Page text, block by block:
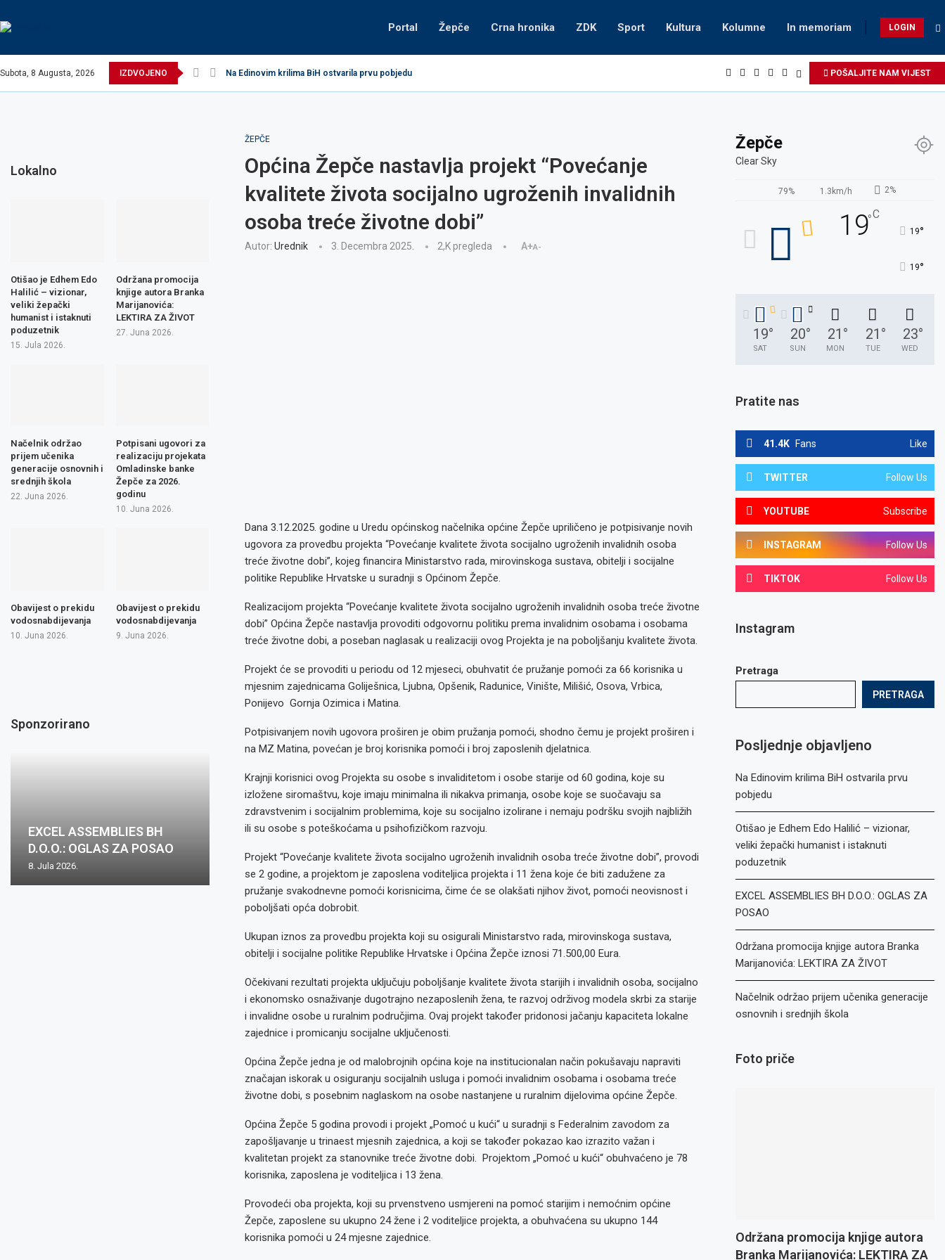
Portal Žepče Crna hronika ZDK Sport Kultura Kolumne In memoriam LOGIN
Subota, 8 Augusta, 2026 IZDVOJENO Na Edinovim krilima BiH ostvarila prvu pobjedu POŠALJITE NAM VIJEST
ŽEPČE
Općina Žepče nastavlja projekt “Povećanje
kvalitete života socijalno ugroženih invalidnih
osoba treće životne dobi”
Autor: Urednik 3. Decembra 2025. 2,Kpregleda A+A-
Dana 3.12.2025. godine u Uredu općinskog načelnika općine Žepče upriličeno je potpisivanje novih
ugovora za provedbu projekta “Povećanje kvalitete života socijalno ugroženih invalidnih osoba
treće životne dobi”, kojeg financira Ministarstvo rada, mirovinskoga sustava, obitelji i socijalne
politike Republike Hrvatske u suradnji s Općinom Žepče.
Realizacijom projekta “Povećanje kvalitete života socijalno ugroženih invalidnih osoba treće životne
dobi” Općina Žepče nastavlja provoditi odgovornu politiku prema invalidnim osobama i osobama
treće životne dobi, a poseban naglasak u realizaciji ovog Projekta je na poboljšanju kvalitete života.
Projekt će se provoditi u periodu od 12 mjeseci, obuhvatit će pružanje pomoći za 66 korisnika u
mjesnim zajednicama Goliješnica, Ljubna, Opšenik, Radunice, Vinište, Milišić, Osova, Vrbica,
Ponijevo Gornja Ozimica i Matina.
Potpisivanjem novih ugovora proširen je obim pružanja pomoći, shodno čemu je projekt proširen i
na MZ Matina, povećan je broj korisnika pomoći i broj zaposlenih djelatnica.
Krajnji korisnici ovog Projekta su osobe s invaliditetom i osobe starije od 60 godina, koje su
izložene siromaštvu, koje imaju minimalna ili nikakva primanja, osobe koje se suočavaju sa
zdravstvenim i socijalnim problemima, koje su socijalno izolirane i nemaju podršku svojih najbližih
ili su osobe s poteškoćama u psihofizičkom razvoju.
Projekt “Povećanje kvalitete života socijalno ugroženih invalidnih osoba treće životne dobi”, provodi
se 2 godine, a projektom je zaposlena voditeljica projekta i 11 žena koje će biti zadužene za
pružanje svakodnevne pomoći korisnicima, čime će se olakšati njihov život, pomoći neovisnost i
poboljšati opća dobrobit.
Ukupan iznos za provedbu projekta koji su osigurali Ministarstvo rada, mirovinskoga sustava,
obitelji i socijalne politike Republike Hrvatske i Općina Žepče iznosi 71.500,00 Eura.
Očekivani rezultati projekta uključuju poboljšanje kvalitete života starijih i invalidnih osoba, socijalno
i ekonomsko osnaživanje dugotrajno nezaposlenih žena, te razvoj održivog modela skrbi za starije
i invalidne osobe u ruralnim područjima. Ovaj projekt također pridonosi jačanju kapaciteta lokalne
zajednice i promicanju socijalne uključenosti.
Općina Žepče jedna je od malobrojnih općina koje na institucionalan način pokušavaju napraviti
značajan iskorak u osiguranju socijalnih usluga i pomoći invalidnim osobama i osobama treće
životne dobi, s posebnim naglaskom na osobe nastanjene u ruralnim dijelovima općine Žepče.
Općina Žepče 5 godina provodi i projekt „Pomoć u kući“ u suradnji s Federalnim zavodom za
zapošljavanje u trinaest mjesnih zajednica, a koji se također pokazao kao izrazito važan i
kvalitetan projekt za stanovnike treće životne dobi. Projektom „Pomoć u kući“ obuhvaćeno je 78
korisnika, zaposlena je voditeljica i 13 žena.
Provodeći oba projekta, koji su prvenstveno usmjereni na pomoć starijim i nemoćnim općine
Žepče, zaposlene su ukupno 24 žene i 2 voditeljice projekta, a obuhvaćena su ukupno 144
korisnika pomoći u 24 mjesne zajednice.
Žepče
Clear Sky
79% 1.3km/h 2%
19°C
19°
19°
19°
SAT
20°
SUN
21 °
MON
21 °
TUE
23°
WED
Pratite nas
41.4K Fans Like
TWITTER Follow Us
YOUTUBE Subscribe
INSTAGRAM Follow Us
TIKTOK Follow Us
Instagram
Pretraga
PRETRAGA
Posljednje objavljeno
Na Edinovim krilima BiH ostvarila prvu
pobjedu
Otišao je Edhem Edo Halilić – vizionar,
veliki žepački humanist i istaknuti
poduzetnik
EXCEL ASSEMBLIES BH D.O.O.: OGLAS ZA
POSAO
Održana promocija knjige autora Branka
Marijanovića: LEKTIRA ZA ŽIVOT
Načelnik održao prijem učenika generacije
osnovnih i srednjih škola
Foto priče
Održana promocija knjige autora
Branka Marijanovića: LEKTIRA ZA
Lokalno
Otišao je Edhem Edo
Halilić – vizionar,
veliki žepački
humanist i istaknuti
poduzetnik
15. Jula 2026.
Održana promocija
knjige autora Branka
Marijanovića:
LEKTIRA ZA ŽIVOT
27. Juna 2026.
Načelnik održao
prijem učenika
generacije osnovnih i
srednjih škola
22. Juna 2026.
Potpisani ugovori za
realizaciju projekata
Omladinske banke
Žepče za 2026.
godinu
10. Juna 2026.
Obavijest o prekidu
vodosnabdijevanja
10. Juna 2026.
Obavijest o prekidu
vodosnabdijevanja
9. Juna 2026.
Sponzorirano
EXCEL ASSEMBLIES BH
D.O.O.: OGLAS ZA POSAO
8. Jula 2026.